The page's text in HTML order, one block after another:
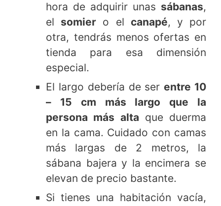
hora de adquirir unas sábanas,
el somier o el canapé, y por
otra, tendrás menos ofertas en
tienda para esa dimensión
especial.
El largo debería de serentre 10
– 15 cm más largo que la
persona más alta que duerma
en la cama. Cuidado con camas
más largas de 2 metros, la
sábana bajera y la encimera se
elevan de precio bastante.
Si tienes una habitación vacía,